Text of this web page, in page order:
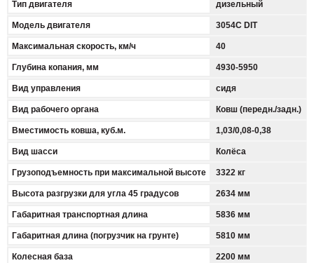
Тип двигателя дизельный
Модель двигателя 3054C DIT
Максимальная скорость, км/ч 40
Глубина копания, мм 4930-5950
Вид управления сидя
Вид рабочего органа Ковш (передн./задн.)
Вместимость ковша, куб.м. 1,03/0,08-0,38
Вид шасси Колёса
Грузоподъемность при максимальной высоте 3322 кг
Высота разгрузки для угла 45 градусов 2634 мм
Габаритная транспортная длина 5836 мм
Габаритная длина (погрузчик на грунте) 5810 мм
Колесная база 2200 мм